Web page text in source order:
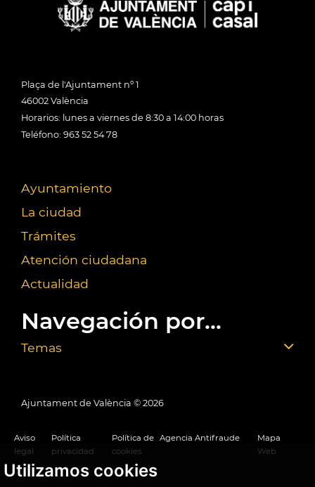
Utilizamos cookies
Plaça de l'Ajuntament nº 1
46002 València
Horarios: lunes a viernes de 8:30 a 14:00 horas
Teléfono: 963 52 54 78
Ayuntamiento
La ciudad
Trámites
Atención ciudadana
Actualidad
Navegación por...
Temas
Ajuntament de València © 2026
Aviso
legal
Política
privacidad
Política de
cookies
Agencia Antifraude
Mapa
Web